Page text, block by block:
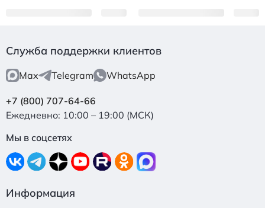
Служба поддержки клиентов
Max Telegram WhatsApp
+7 (800) 707-64-66
Ежедневно: 10:00 – 19:00 (МСК)
Мы в соцсетях
Информация